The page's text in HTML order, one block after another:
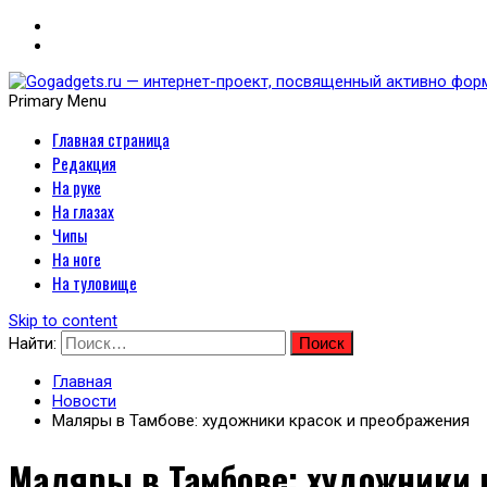
Gogadgets.ru —
носимых устройств
Primary Menu
Главная страница
Редакция
На руке
На глазах
Чипы
На ноге
На туловище
Skip to content
Найти:
Главная
Новости
Маляры в Тамбове: художники красок и преображения